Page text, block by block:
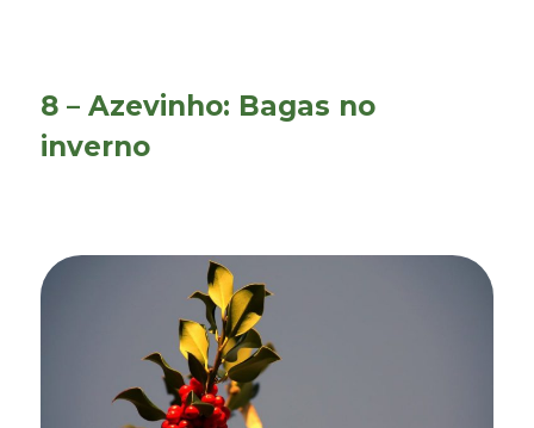
8 – Azevinho: Bagas no
inverno